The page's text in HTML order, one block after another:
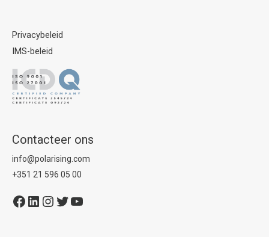
Privacybeleid
IMS-beleid
Contacteer ons
info@polarising.com
+351 21 596 05 00
Facebook
LinkedIn
Instagram
Twitter
YouTube